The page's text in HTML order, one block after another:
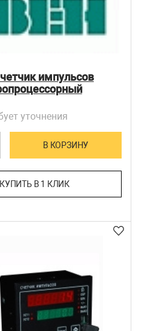
импульсов
уточнения
В КОРЗИНУ
КУПИТЬ В 1 КЛИК